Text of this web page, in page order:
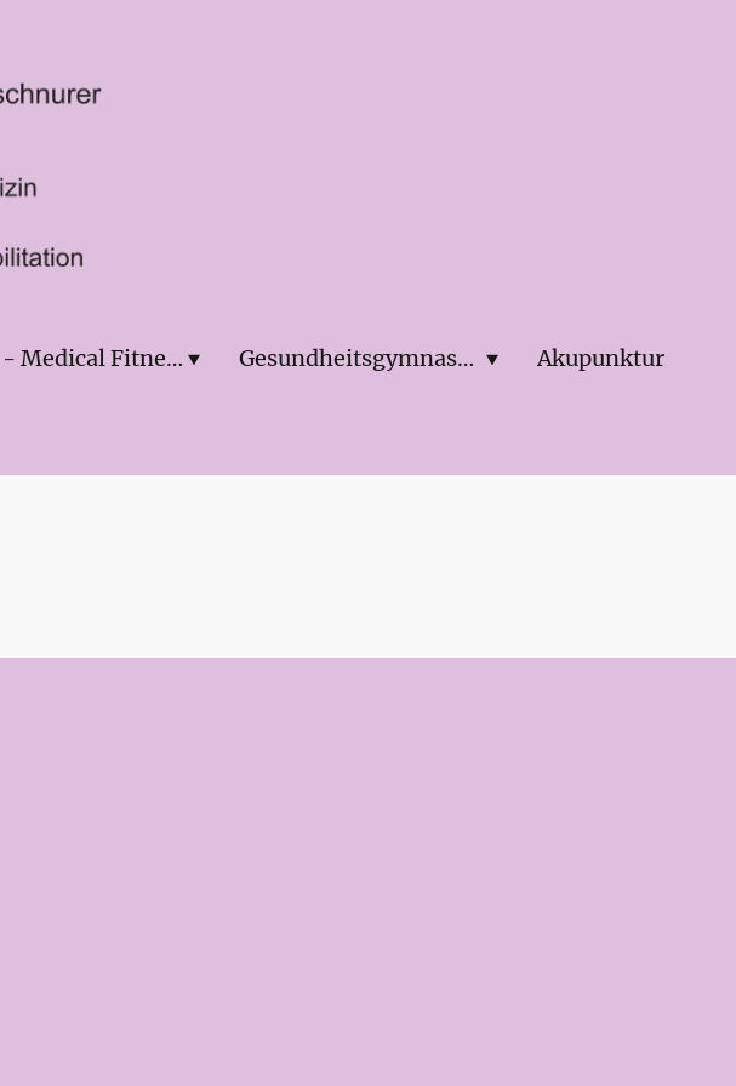
WMF - Medical Fitness Gesundheitsgymnastik
Akupunktur